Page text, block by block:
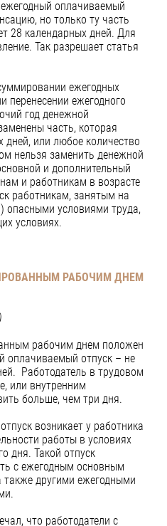
оплачиваемый
но только ту часть
28 календарных дней. Для
Так разрешает статья
ежегодных
перенесении ежегодного
год денежной
часть, которая
или любое количество
нельзя заменить денежной
и дополнительный
и работникам в возрасте
работникам, занятым на
опасными условиями труда,
условиях.
РАБОЧИМ ДНЕМ
рабочим днем положен
оплачиваемый отпуск – не
Работодатель в трудовом
или внутренним
больше, чем три дня.
возникает у работника
работы в условиях
дня. Такой отпуск
с ежегодным основным
другими ежегодными
что работодатели с